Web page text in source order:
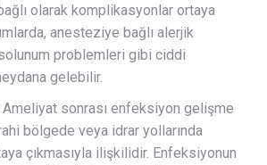
olarak komplikasyonlar ortaya
anesteziye bağlı alerjik
problemleri gibi ciddi
gelebilir.
Ameliyat sonrası enfeksiyon gelişme
bölgede veya idrar yollarında
çıkmasıyla ilişkilidir. Enfeksiyonun